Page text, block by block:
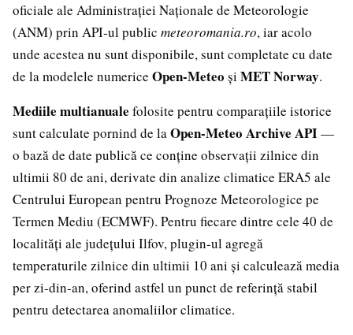
oficiale ale Administrației Naționale de Meteorologie
(ANM) prin API-ul public meteoromania.ro, iar acolo
unde acestea nu sunt disponibile, sunt completate cu date
de la modelele numerice Open-Meteo și MET Norway.
Mediile multianuale folosite pentru comparațiile istorice
sunt calculate pornind de laOpen-Meteo Archive API—
o bază de date publică ce conține observații zilnice din
ultimii 80 de ani, derivate din analize climatice ERA5 ale
Centrului European pentru Prognoze Meteorologice pe
Termen Mediu (ECMWF). Pentru fiecare dintre cele 40 de
localități ale județului Ilfov, plugin-ul agregă
temperaturile zilnice din ultimii 10 ani și calculează media
per zi-din-an, oferind astfel un punct de referință stabil
pentru detectarea anomaliilor climatice.